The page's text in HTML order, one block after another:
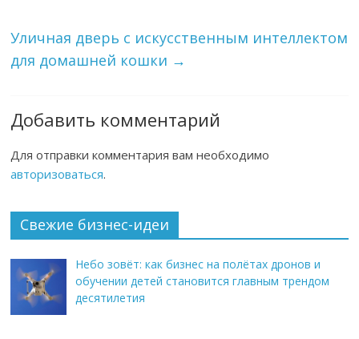
Уличная дверь с искусственным интеллектом
для домашней кошки →
Добавить комментарий
Для отправки комментария вам необходимо
авторизоваться.
Свежие бизнес-идеи
Небо зовёт: как бизнес на полётах дронов и
обучении детей становится главным трендом
десятилетия